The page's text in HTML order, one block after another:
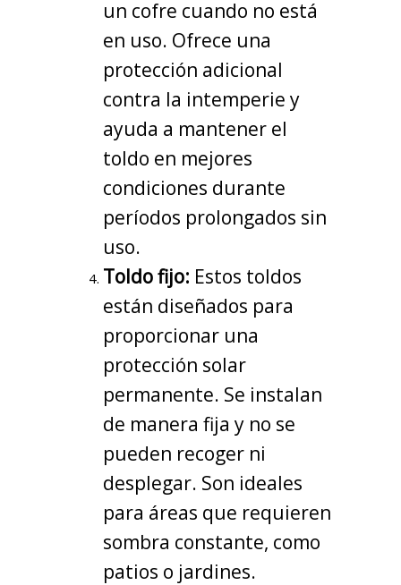
un cofre cuando no está
en uso. Ofrece una
protección adicional
contra la intemperie y
ayuda a mantener el
toldo en mejores
condiciones durante
períodos prolongados sin
uso.
Toldo fijo: Estos toldos
están diseñados para
proporcionar una
protección solar
permanente. Se instalan
de manera fija y no se
pueden recoger ni
desplegar. Son ideales
para áreas que requieren
sombra constante, como
patios o jardines.